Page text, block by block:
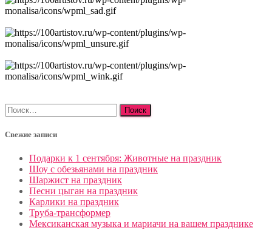
Найти:
Свежие записи
Подарки к 1 сентября: Животные на праздник
Шоу с обезьянами на праздник
Шаржист на праздник
Песни цыган на праздник
Карлики на праздник
Труба-трансформер
Мексиканская музыка и мариачи на вашем празднике